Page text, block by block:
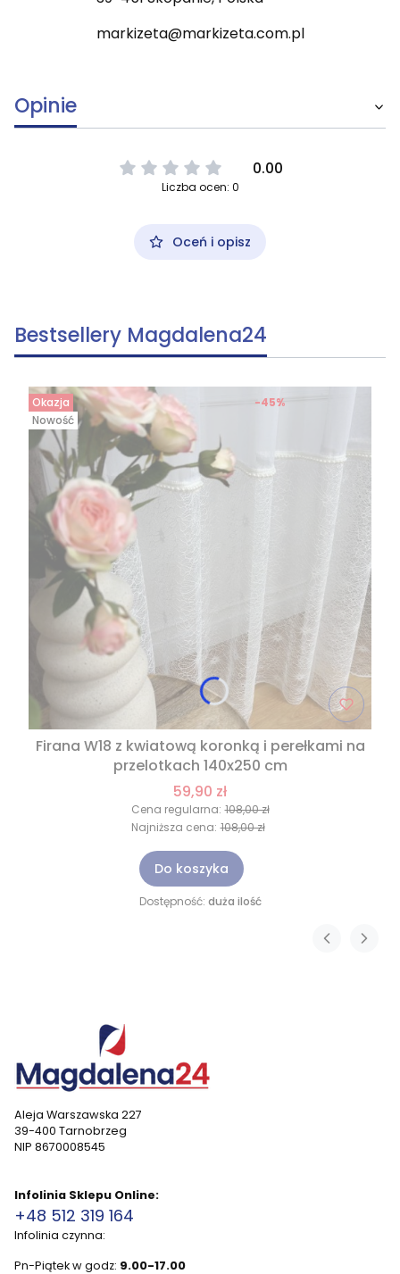
markizeta@markizeta.com.pl
Opinie
0.00
Liczba ocen: 0
Oceń i opisz
Bestsellery Magdalena24
Okazja
Nowość
Firana W18 z kwiatową koronką i perełkami na
przelotkach 140x250 cm
59,90 zł
Cena regularna: 108,00 zł
-45%
Najniższa cena: 108,00 zł
Do koszyka
Dostępność: duża ilość
Aleja Warszawska 227
39-400 Tarnobrzeg
NIP 8670008545
Infolinia Sklepu Online:
+48 512 319 164
Infolinia czynna:
Pn-Piątek w godz: 9.00-17.00